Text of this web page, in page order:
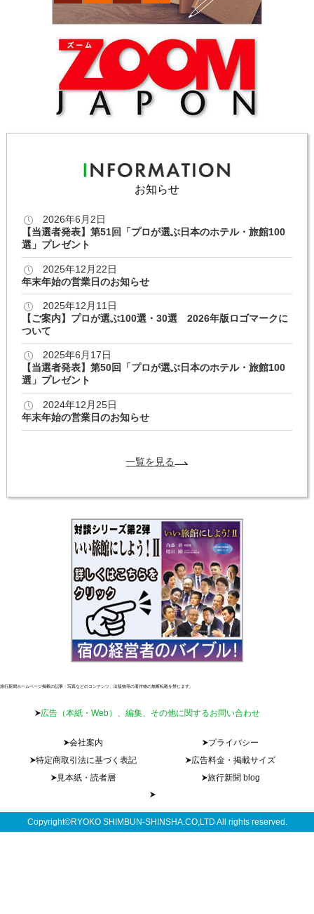
お知らせ
2026年6月2日
【当選者発表】第51回「プロが選ぶ日本のホテル・旅館100
選」プレゼント
2025年12月22日
年末年始の営業日のお知らせ
2025年12月11日
【ご案内】プロが選ぶ100選・30選 2026年版ロゴマークに
ついて
2025年6月17日
【当選者発表】第50回「プロが選ぶ日本のホテル・旅館100
選」プレゼント
2024年12月25日
年末年始の営業日のお知らせ
一覧を見る
旅行新聞ホームページ掲載の記事・写真などのコンテンツ、出版物等の著作物の無断転載を禁じます。
広告（本紙・Web）、編集、その他に関するお問い合わせ
会社案内
プライバシー
特定商取引法に基づく表記
広告料金・掲載サイズ
見本紙・読者層
旅行新聞 blog
Copyright©RYOKO SHIMBUN-SHINSHA.CO,LTD All rights reserved.